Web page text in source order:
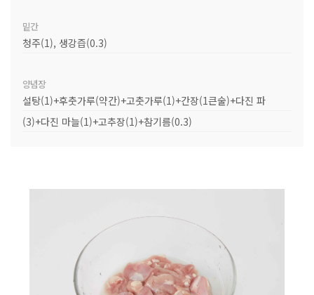
밑간
청주(1), 생강즙(0.3)
양념장
설탕(1)+후춧가루(약간)+고춧가루(1)+간장(1큰술)+다진 파
(3)+다진 마늘(1)+고추장(1)+참기름(0.3)